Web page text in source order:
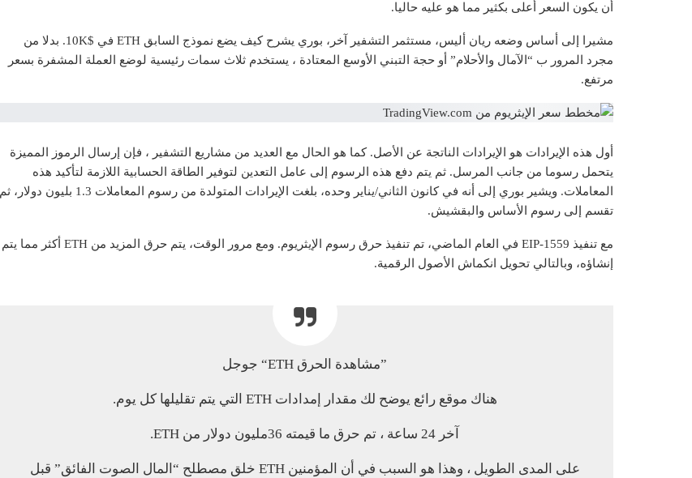
أن يكون السعر أعلى بكثير مما هو عليه حاليا.
مشيرا إلى أساس وضعه ريان أليس، مستثمر التشفير آخر، بوري يشرح كيف يضع نموذج السابق ETH في $10K. بدلا من
مجرد المرور ب “الآمال والأحلام” أو حجة التبني الأوسع المعتادة ، يستخدم ثلاث سمات رئيسية لوضع العملة المشفرة بسعر
مرتفع.
أول هذه الإيرادات هو الإيرادات الناتجة عن الأصل. كما هو الحال مع العديد من مشاريع التشفير ، فإن إرسال الرموز المميزة
يتحمل رسوما من جانب المرسل. ثم يتم دفع هذه الرسوم إلى عامل التعدين لتوفير الطاقة الحسابية اللازمة لتأكيد هذه
المعاملات. ويشير بوري إلى أنه في كانون الثاني/يناير وحده، بلغت الإيرادات المتولدة من رسوم المعاملات 1.3 بليون دولار، ثم
تقسم إلى رسوم الأساس والبقشيش.
مع تنفيذ EIP-1559 في العام الماضي، تم تنفيذ حرق رسوم الإيثريوم. ومع مرور الوقت، يتم حرق المزيد من ETH أكثر مما يتم
إنشاؤه، وبالتالي تحويل انكماش الأصول الرقمية.
جوجل “ETH مشاهدة الحرق”
هناك موقع رائع يوضح لك مقدار إمدادات ETH التي يتم تقليلها كل يوم.
آخر 24 ساعة ، تم حرق ما قيمته 36مليون دولار من ETH.
على المدى الطويل ، وهذا هو السبب في أن المؤمنين ETH خلق مصطلح “المال الصوت الفائق” قبل